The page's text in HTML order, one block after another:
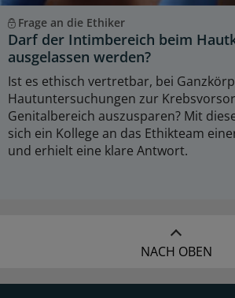
Frage an die Ethiker
Darf der Intimbereich beim
ausgelassen werden?
Ist es ethisch vertretbar, bei
Hautuntersuchungen zur
Genitalbereich auszusparen? Mit
sich ein Kollege an das Ethikteam
und erhielt eine klare Antwort.
NACH OBEN